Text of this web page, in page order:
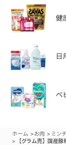
ホーム >お肉 > ミン
> 【グラム売】国産